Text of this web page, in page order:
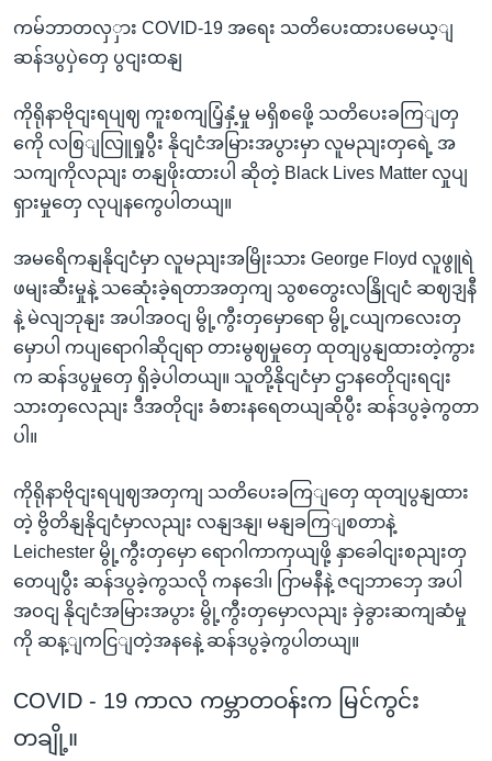
ကမ်ဘာတလှှား COVID-19 အရေး သတိပေးထားပမေယ့ျ
ဆန်ဒပွပှဲတှေ ပွငျးထနျ
ကိုရိုနာဗိုငျးရပျဈ ကူးစကျပြံ့နှံ့မှု မရှိစဖေို့ သတိပေးခကြျတှ
ကေို လစြျလြူရှုပွီး နိုငျငံအမြားအပွားမှာ လူမညျးတှရေဲ့ အ
သကျကိုလညျး တနျဖိုးထားပါ ဆိုတဲ့ Black Lives Matter လှုပျ
ရှားမှုတှေ လုပျနကွေပါတယျ။
အမရေိကနျနိုငျငံမှာ လူမညျးအမြိုးသား George Floyd လူဖွူရဲ
ဖမျးဆီးမှုနဲ့ သဆေုံးခဲ့ရတာအတှကျ သွစတွေးလနြိုငျငံ ဆဈဒျနီ
နဲ့ မဲလျဘုနျး အပါအဝငျ မွို့ကွီးတှမှောရော မွို့ငယျကလေးတှ
မှောပါ ကပျရောဂါဆိုငျရာ တားမွဈမှုတှေ ထုတျပွနျထားတဲ့ကွား
က ဆန်ဒပွမှုတှေ ရှိခဲ့ပါတယျ။ သူတို့နိုငျငံမှာ ဌာနတေိုငျးရငျး
သားတှလေညျး ဒီအတိုငျး ခံစားနရေတယျဆိုပွီး ဆန်ဒပွခဲ့ကွတာ
ပါ။
ကိုရိုနာဗိုငျးရပျဈအတှကျ သတိပေးခကြျတှေ ထုတျပွနျထား
တဲ့ ဗွိတိနျနိုငျငံမှာလညျး လနျဒနျ၊ မနျခကြျစတာနဲ့
Leichester မွို့ကွီးတှမှော ရောဂါကာကှယျဖို့ နှာခေါငျးစညျးတှ
တေပျပွီး ဆန်ဒပွခဲ့ကွသလို ကနဒေါ၊ ဂြာမနီနဲ့ ဇငျဘာဘှေ အပါ
အဝငျ နိုငျငံအမြားအပွား မွို့ကွီးတှမှောလညျး ခှဲခွားဆကျဆံမှု
ကို ဆန့ျကငြျတဲ့အနနေဲ့ ဆန်ဒပွခဲ့ကွပါတယျ။
COVID - 19 ကာလ ကမ္ဘာတဝန်းက မြင်ကွင်း
တချို့။